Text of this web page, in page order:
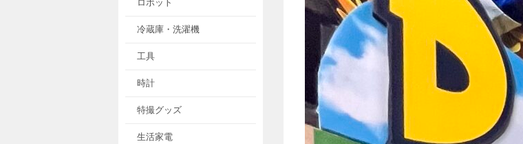
ロボット
冷蔵庫・洗濯機
工具
時計
特撮グッズ
生活家電